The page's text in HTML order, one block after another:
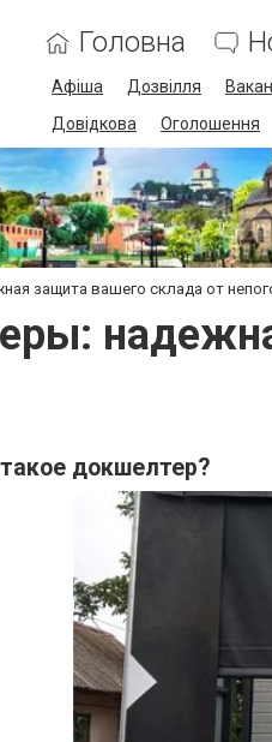
Головна
Афіша Дозвілля
Довідкова
Оголошення
защита вашего склада от
докшелтер?